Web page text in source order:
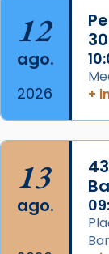
Foto
View on Facebook
12
ago.
2026
+
13
ago.